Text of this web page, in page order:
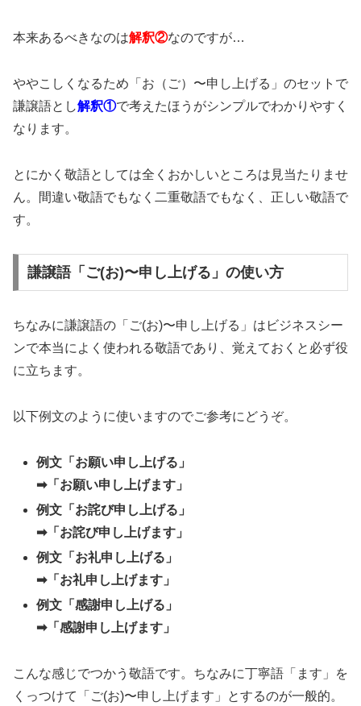
本来あるべきなのは解釈②なのですが…
ややこしくなるため「お（ご）〜申し上げる」のセットで
謙譲語とし解釈①で考えたほうがシンプルでわかりやすく
なります。
とにかく敬語としては全くおかしいところは見当たりませ
ん。間違い敬語でもなく二重敬語でもなく、正しい敬語で
す。
謙譲語「ご(お)〜申し上げる」の使い方
ちなみに謙譲語の「ご(お)〜申し上げる」はビジネスシー
ンで本当によく使われる敬語であり、覚えておくと必ず役
に立ちます。
以下例文のように使いますのでご参考にどうぞ。
例文「お願い申し上げる」
➡︎「お願い申し上げます」
例文「お詫び申し上げる」
➡︎「お詫び申し上げます」
例文「お礼申し上げる」
➡︎「お礼申し上げます」
例文「感謝申し上げる」
➡︎「感謝申し上げます」
こんな感じでつかう敬語です。ちなみに丁寧語「ます」を
くっつけて「ご(お)〜申し上げます」とするのが一般的。